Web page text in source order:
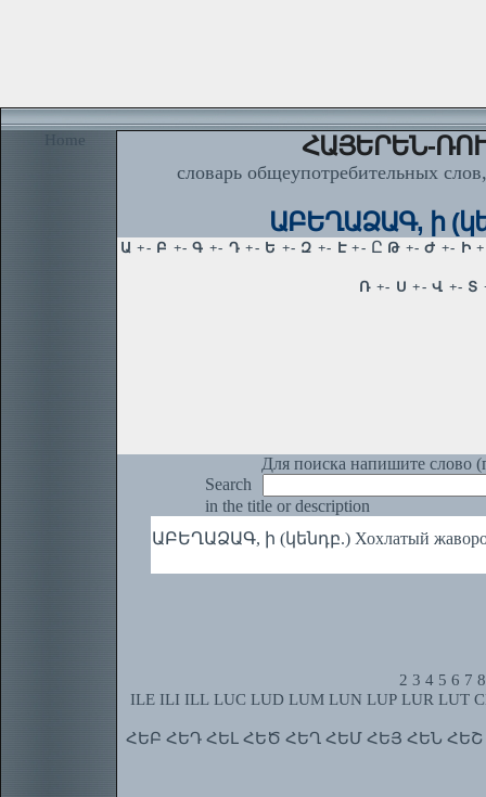
Home ՀԱՅԵՐԵՆ-
словарь общеупотребительных
ԱԲԵՂԱՁԱԳ, ի
Для поиска напишите слово
Search
in the title or description
ԱԲԵՂԱՁԱԳ, ի (կենդբ.) Хохлатый
2 3 4 5 6 7 8
ILE ILI ILL LUC LUD LUM LUN LUP LUR LUT
ՀԵԲ ՀԵԴ ՀԵԼ ՀԵԾ ՀԵՂ ՀԵՄ ՀԵՅ ՀԵՆ ՀԵՇ